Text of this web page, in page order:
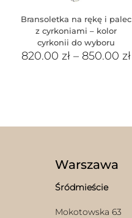
Bransoletka na rękę i palec
z cyrkoniami – kolor
cyrkonii do wyboru
820.00zł – 850.00zł
Warszawa
Śródmieście
Mokotowska 63